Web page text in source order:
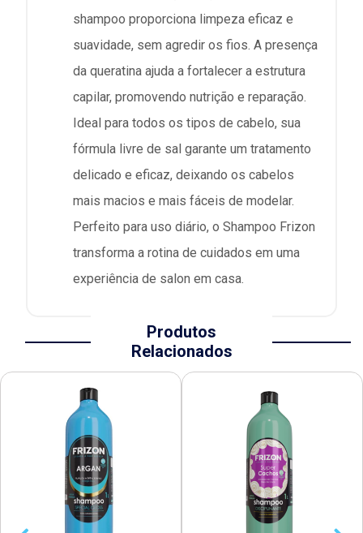
shampoo proporciona limpeza eficaz e
suavidade, sem agredir os fios. A presença
da queratina ajuda a fortalecer a estrutura
capilar, promovendo nutrição e reparação.
Ideal para todos os tipos de cabelo, sua
fórmula livre de sal garante um tratamento
delicado e eficaz, deixando os cabelos
mais macios e mais fáceis de modelar.
Perfeito para uso diário, o Shampoo Frizon
transforma a rotina de cuidados em uma
experiência de salon em casa.
Produtos
Relacionados